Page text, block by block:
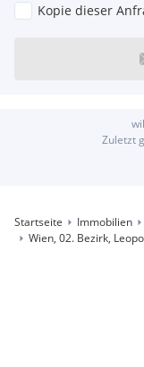
Kopie dieser
Zuletzt
Startseite Immobilien
Wien, 02. Bezirk,